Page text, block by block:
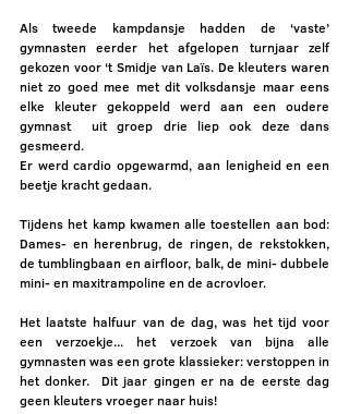
Als tweede kampdansje hadden de ‘vaste’
gymnasten eerder het afgelopen turnjaar zelf
gekozen voor ‘t Smidje van Laïs. De kleuters waren
niet zo goed mee met dit volksdansje maar eens
elke kleuter gekoppeld werd aan een oudere
gymnast  uit groep drie liep ook deze dans
gesmeerd.
Er werd cardio opgewarmd, aan lenigheid en een
beetje kracht gedaan.
Tijdens het kamp kwamen alle toestellen aan bod:
Dames- en herenbrug, de ringen, de rekstokken,
de tumblingbaan en airfloor, balk, de mini- dubbele
mini- en maxitrampoline en de acrovloer.
Het laatste halfuur van de dag, was het tijd voor
een verzoekje... het verzoek van bijna alle
gymnasten was een grote klassieker: verstoppen in
het donker.  Dit jaar gingen er na de eerste dag
geen kleuters vroeger naar huis!